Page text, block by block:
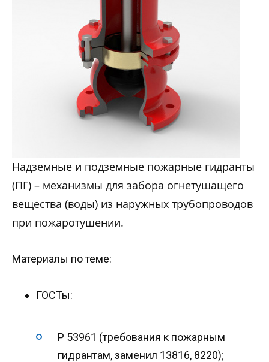
Надземные и подземные пожарные гидранты
(ПГ) – механизмы для забора огнетушащего
вещества (воды) из наружных трубопроводов
при пожаротушении.
Материалы по теме:
ГОСТы:
Р 53961 (требования к пожарным
гидрантам, заменил 13816, 8220);